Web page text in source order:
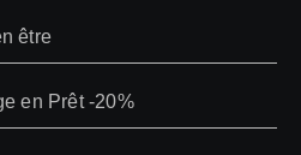
être
en Prêt -20%